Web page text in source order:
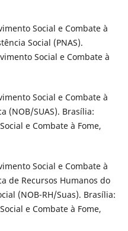
Social e Combate à
Social (PNAS).
Social e Combate à
Social e Combate à
(NOB/SUAS). Brasília:
e Combate à Fome,
Social e Combate à
de Recursos Humanos do
(NOB-RH/Suas). Brasília:
e Combate à Fome,